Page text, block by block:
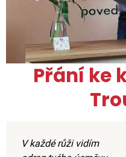
Přání ke
V každé růži vidím